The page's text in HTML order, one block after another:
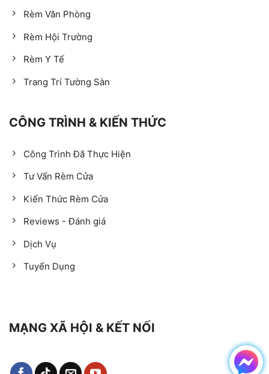
Rèm Văn Phòng
Rèm Hội Trường
Rèm Y Tế
Trang Trí Tường Sàn
CÔNG TRÌNH & KIẾN THỨC
Công Trình Đã Thực Hiện
Tư Vấn Rèm Cửa
Kiến Thức Rèm Cửa
Reviews - Đánh giá
Dịch Vụ
Tuyển Dụng
MẠNG XÃ HỘI & KẾT NỐI